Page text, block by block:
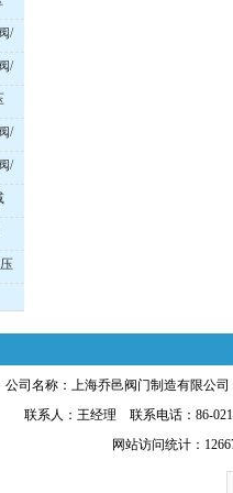
/
/
/
/
公司名称：上海乔邑阀门制造有限公
联系人：王经理 联系电话：86-
网站访问统计：